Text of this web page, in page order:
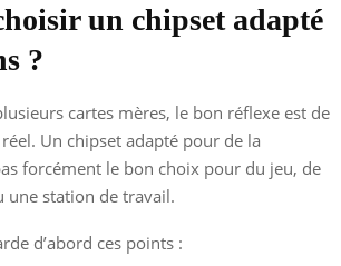
un chipset adapté
?
cartes mères, le bon réflexe est de
Un chipset adapté pour de la
forcément le bon choix pour du jeu, de
une station de travail.
d’abord ces points :